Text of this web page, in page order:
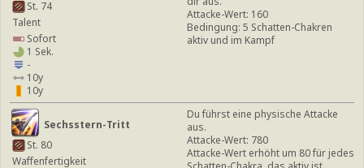
St. 74
Talent
Sofort
1 Sek.
-
10y
10y
Attacke-Wert: 160
Bedingung: 5 Schatten-Chakren
aktiv und im Kampf
Sechsstern-Tritt
St. 80
Waffenfertigkeit
Du führst eine physische Attacke
aus.
Attacke-Wert: 780
Attacke-Wert erhöht um 80 für jedes